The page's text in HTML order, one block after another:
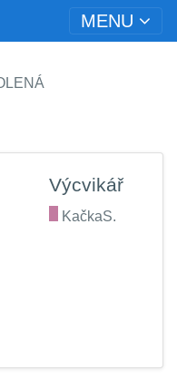
MENU
Výcvikář
KačkaS.